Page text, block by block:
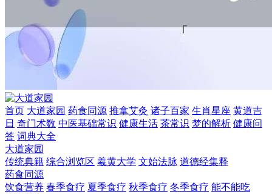
首页 大道家园 药食同源 推拿艾灸 诸子百家 生肖星座 黄道吉
日 奇门术数 中医基础常识 健康生活 茶常识 梦的解析 健康问
答 词典大全
大道家园
传统典籍 综合浏览区 羲黄大学 文始法脉 道德经集释
药食同源
饮食营养 春季食疗 夏季食疗 秋季食疗 冬季食疗 能不能吃